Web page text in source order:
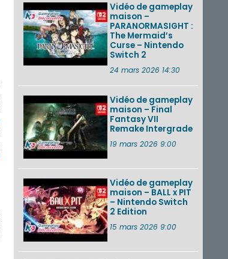
Vidéo de gameplay
maison –
PARANORMASIGHT :
The Mermaid’s
Curse – Nintendo
Switch 2
24 mars 2026 14:30
Vidéo de gameplay
maison – Final
Fantasy VII
Remake Intergrade
19 mars 2026 9:00
Vidéo de gameplay
maison – BALL x PIT
– Nintendo Switch
2 Edition
15 mars 2026 9:00